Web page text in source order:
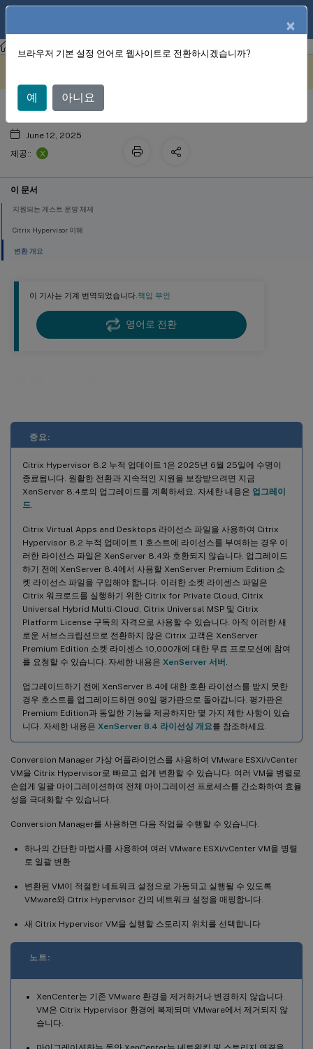
Citrix Hypervisor 8.2
이 기사는 기계 번역되었습니다.책임 부인
영어로 전환
중요:
Citrix Hypervisor 8.2 누적 업데이트 1은 2025년 6월 25일에 수명이
종료됩니다. 원활한 전환과 지속적인 지원을 보장받으려면 지금
XenServer 8.4로의 업그레이드를 계획하세요. 자세한 내용은 업그레이
드
Citrix Virtual Apps and Desktops 라이선스 파일을 사용하여 Citrix
Hypervisor 8.2 누적 업데이트 1 호스트에 라이선스를 부여하는 경우 이
러한 라이선스 파일은 XenServer 8.4와 호환되지 않습니다. 업그레이드
하기 전에 XenServer 8.4에서 사용할 XenServer Premium Edition 소
켓 라이선스 파일을 구입해야 합니다. 이러한 소켓 라이센스 파일은
Citrix 워크로드를 실행하기 위한 Citrix for Private Cloud, Citrix
Universal Hybrid Multi-Cloud, Citrix Universal MSP 및 Citrix
Platform License 구독의 자격으로 사용할 수 있습니다. 아직 이러한 새
로운 서브스크립션으로 전환하지 않은 Citrix 고객은 XenServer
Premium Edition 소켓 라이센스 10,000개에 대한 무료 프로모션에 참여
를 요청할 수 있습니다. 자세한 내용은 XenServer 서버
업그레이드하기 전에 XenServer 8.4에 대한 호환 라이선스를 받지 못한
경우 호스트를 업그레이드하면 90일 평가판으로 돌아갑니다. 평가판은
Premium Edition과 동일한 기능을 제공하지만 몇 가지 제한 사항이 있습
니다. 자세한 내용은 XenServer 8.4 라이선싱 개요를 참조하세요.
Conversion Manager 가상 어플라이언스를 사용하여 VMware ESXi/vCenter
VM을 Citrix Hypervisor로 빠르고 쉽게 변환할 수 있습니다. 여러 VM을 병렬로
손쉽게 일괄 마이그레이션하여 전체 마이그레이션 프로세스를 간소화하여 효율
성을 극대화할 수 있습니다.
Conversion Manager를 사용하면 다음 작업을 수행할 수 있습니다.
하나의 간단한 마법사를 사용하여 여러 VMware ESXi/vCenter VM을 병렬
로 일괄 변환
변환된 VM이 적절한 네트워크 설정으로 가동되고 실행될 수 있도록
VMware와 Citrix Hypervisor 간의 네트워크 설정을 매핑합니다.
새 Citrix Hypervisor VM을 실행할 스토리지 위치를 선택합니다
노트:
XenCenter는 기존 VMware 환경을 제거하거나 변경하지 않습니다.
VM은 Citrix Hypervisor 환경에 복제되며 VMware에서 제거되지 않
습니다.
변환 매니저
June 12, 2025
제공::
X
이 문서
지원되는 게스트 운영 체제
Citrix Hypervisor 이해
변환 개요
×
브라우저 기본 설정 언어로 웹사이트로 전환하시겠습니까?
예 아니요